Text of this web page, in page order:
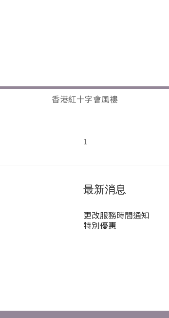
香港紅十字會風褸
1
最新消息
更改服務時間通知
特別優惠